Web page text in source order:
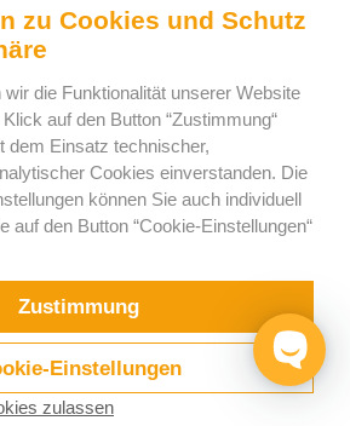
Privacy Policy
Interactive s.r.o.
U Pekarky 484/1a
00 Prague 8 – Liben
zu Cookies und Schutz
die Funktionalität unserer Website
auf den Button “Zustimmung“
dem Einsatz technischer,
Cookies einverstanden. Die
können Sie auch individuell
auf den Button “Cookie-Einstellungen“
Zustimmung
Einstellungen
zulassen